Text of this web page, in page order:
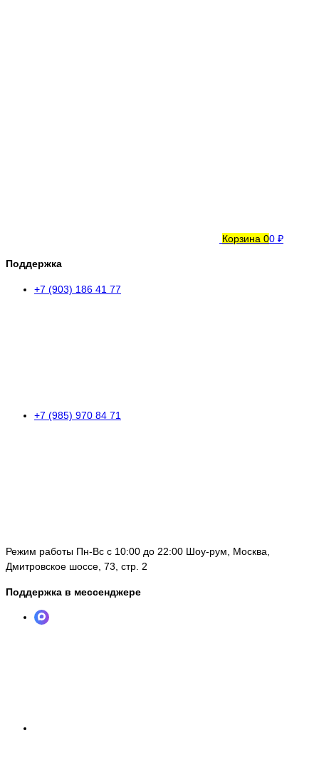
Корзина 00 ₽
Поддержка
+7 (903) 186 41 77
+7 (985) 970 84 71
Режим работы Пн-Вс с 10:00 до 22:00 Шоу-рум, Москва,
Дмитровское шоссе, 73, стр. 2
Поддержка в мессенджере